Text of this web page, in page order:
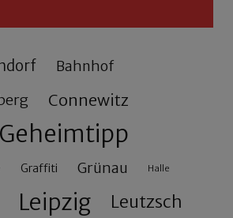
Bahnhof
Connewitz
Geheimtipp
Graffiti Grünau Halle
Leipzig Leutzsch